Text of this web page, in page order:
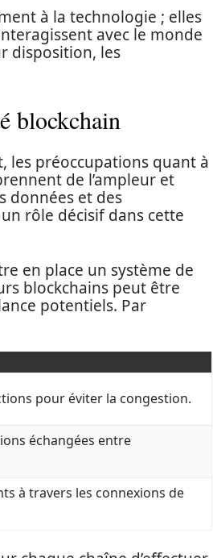
à la technologie ; elles
avec le monde
disposition, les
blockchain
les préoccupations quant à
de l’ampleur et
données et des
rôle décisif dans cette
en place un système de
blockchains peut être
potentiels. Par
pour éviter la congestion.
échangées entre
à travers les connexions de